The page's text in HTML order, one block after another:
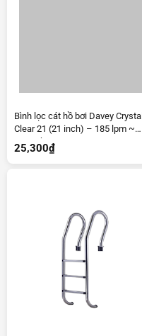
Bình lọc cát hồ bơi Davey Crystal
Clear 21 (21 inch) – 185 lpm ~
11m3/hr
25,300₫